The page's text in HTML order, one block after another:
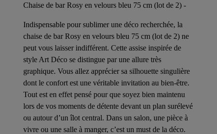
Chaise de bar Rosy en velours bleu 75 cm (lot de 2) -
Indispensable pour sublimer une déco recherchée, la
chaise de bar Rosy en velours bleu 75 cm (lot de 2) ne
peut vous laisser indifférent. Cette assise inspirée de
style Art Déco se distingue par une allure très
graphique. Vous allez apprécier sa silhouette singulière
dont le confort est une véritable invitation au bien-être.
Tout est en effet pensé pour que soyez bien maintenu
lors de vos moments de détente devant un plan surélevé
ou autour d’un îlot central. Dans un salon, une pièce à
vivre ou une salle à manger, c’est un must de la déco.